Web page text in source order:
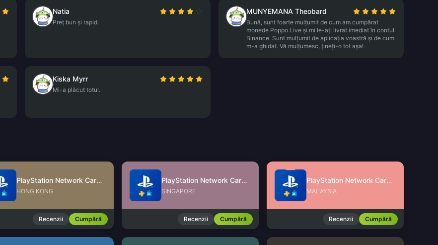
Natia
Preț bun și rapid.
MUNYEMANA Theobard
Bună, sunt foarte mulțumit de cum am cumpărat
monede Poppo Live și mi le-ați livrat imediat în contul
Binance. Sunt mulțumit de aplicația voastră și de cum
m-a ghidat. Vă mulțumesc, țineți-o tot așa!
Kiska Myrr
Mi-a plăcut totul.
PlayStation Network Card (HK)
HONG KONG
Recenzii Cumpără
PlayStation Network Card (SG)
SINGAPORE
Recenzii Cumpără
PlayStation Network Card (MY)
MALAYSIA
Recenzii Cumpără